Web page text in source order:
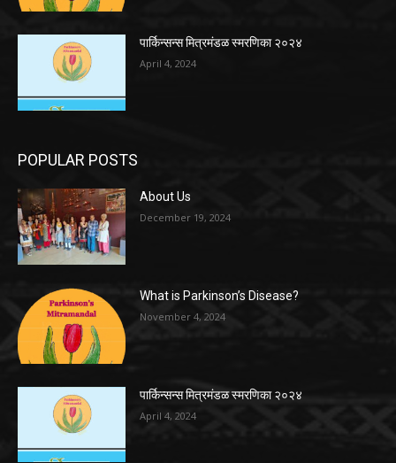
पार्किन्सन्स मित्रमंडळ स्मरणिका २०२४
April 4, 2024
POPULAR POSTS
About Us
December 19, 2024
What is Parkinson’s Disease?
November 4, 2024
पार्किन्सन्स मित्रमंडळ स्मरणिका २०२४
April 4, 2024